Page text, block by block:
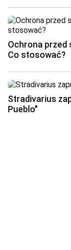
Ochrona przed
Co stosować?
Stradivarius
Pueblo"